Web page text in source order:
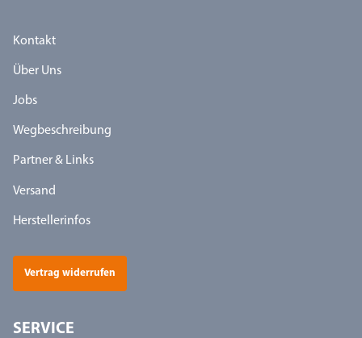
Kontakt
Über Uns
Jobs
Wegbeschreibung
Partner & Links
Versand
Herstellerinfos
Vertrag widerrufen
SERVICE